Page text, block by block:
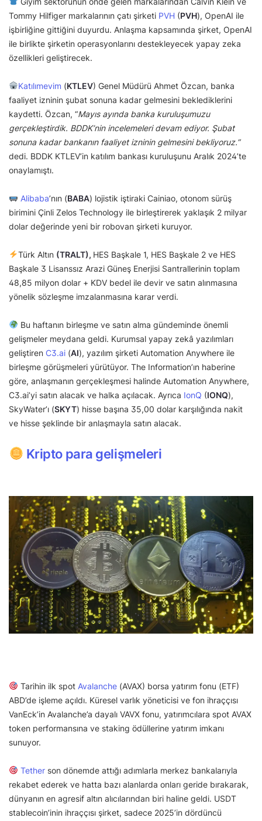
Tommy Hilfiger markalarının çatı şirketi PVH (PVH), OpenAI ile
işbirliğine gittiğini duyurdu. Anlaşma kapsamında şirket, OpenAI
ile birlikte şirketin operasyonlarını destekleyecek yapay zeka
özellikleri geliştirecek.
Katılımevim (KTLEV) Genel Müdürü Ahmet Özcan, banka
faaliyet izninin şubat sonuna kadar gelmesini beklediklerini
kaydetti. Özcan, “Mayıs ayında banka kuruluşumuzu
gerçekleştirdik. BDDK’nin incelemeleri devam ediyor. Şubat
sonuna kadar bankanın faaliyet izninin gelmesini bekliyoruz.”
dedi. BDDK KTLEV’in katılım bankası kuruluşunu Aralık 2024’te
onaylamıştı.
Alibaba’nın (BABA) lojistik iştiraki Cainiao, otonom sürüş
birimini Çinli Zelos Technology ile birleştirerek yaklaşık 2 milyar
dolar değerinde yeni bir robovan şirketi kuruyor.
Türk Altın (TRALT), HES Başkale 1, HES Başkale 2 ve HES
Başkale 3 Lisanssız Arazi Güneş Enerjisi Santrallerinin toplam
48,85 milyon dolar + KDV bedel ile devir ve satın alınmasına
yönelik sözleşme imzalanmasına karar verdi.
Bu haftanın birleşme ve satın alma gündeminde önemli
gelişmeler meydana geldi. Kurumsal yapay zekâ yazılımları
geliştiren C3.ai (AI), yazılım şirketi Automation Anywhere ile
birleşme görüşmeleri yürütüyor. The Information’ın haberine
göre, anlaşmanın gerçekleşmesi halinde Automation Anywhere,
C3.ai’yi satın alacak ve halka açılacak. Ayrıca IonQ (IONQ),
SkyWater’ı (SKYT) hisse başına 35,00 dolar karşılığında nakit
ve hisse şeklinde bir anlaşmayla satın alacak.
Kripto para gelişmeleri
Tarihin ilk spot Avalanche(AVAX) borsa yatırım fonu (ETF)
ABD’de işleme açıldı. Küresel varlık yöneticisi ve fon ihraççısı
VanEck’in Avalanche’a dayalı VAVX fonu, yatırımcılara spot AVAX
token performansına ve staking ödüllerine yatırım imkanı
sunuyor.
Tetherson dönemde attığı adımlarla merkez bankalarıyla
rekabet ederek ve hatta bazı alanlarda onları geride bırakarak,
dünyanın en agresif altın alıcılarından biri haline geldi. USDT
stablecoin’inin ihraççısı şirket, sadece 2025’in dördüncü